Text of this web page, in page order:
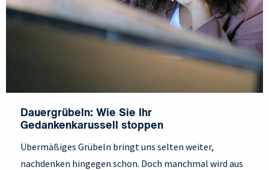
Dauergrübeln: Wie Sie Ihr
Gedankenkarussell stoppen
Übermäßiges Grübeln bringt uns selten weiter,
nachdenken hingegen schon. Doch manchmal wird aus